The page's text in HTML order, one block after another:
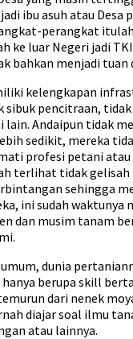
ibu asuh atau Desa
perangkat
ke luar Negeri jadi
bahkan menjadi tuan
kelengkapan
sibuk pencitraan,
Andaipun tidak
sedikit, mereka
profesi petani
terlihat tidak gelisah
sehingga
ini sudah waktunya
dan musim tanam
umum, dunia
berupa skill
dari nenek
diajar soal ilmu
atau lainnya.